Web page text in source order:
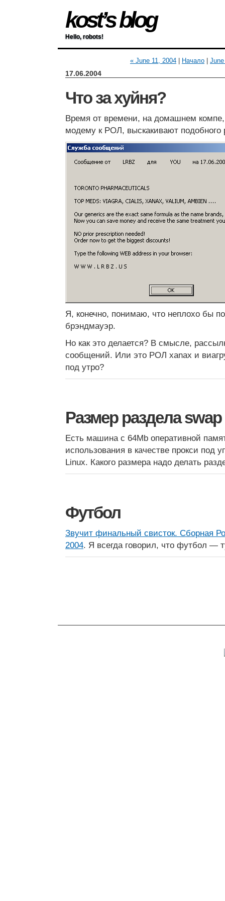
kost’s blog
Hello, robots!
« June 11, 2004 Начало
17.06.2004
Что за хуйня?
Время от времени, на домашнем
модему к РОЛ, выскакивают подобного
Я, конечно, понимаю, что неплохо бы
брэндмауэр.
Но как это делается? В смысле,
сообщений. Или это РОЛ xanax и
под утро?
Размер раздела swap
Есть машина с 64Mb оперативной
использования в качестве прокси под
Linux. Какого размера надо делать
Футбол
Звучит финальный свисток. Сборная
2004. Я всегда говорил, что футбол —